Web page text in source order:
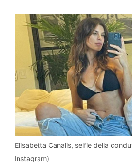
Elisabetta Canalis, selfie della
Instagram)